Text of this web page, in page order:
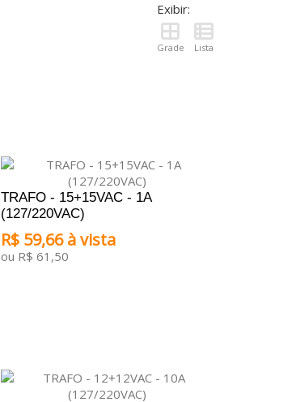
Exibir:
Grade Lista
TRAFO - 15+15VAC - 1A
(127/220VAC)
R$ 59,66 à vista
ou R$ 61,50